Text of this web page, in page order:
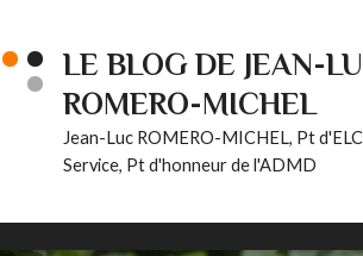
LE BLOG DE JEAN-
ROMERO-MICHEL
Jean-Luc ROMERO-MICHEL, Pt
Service, Pt d'honneur de l'ADMD